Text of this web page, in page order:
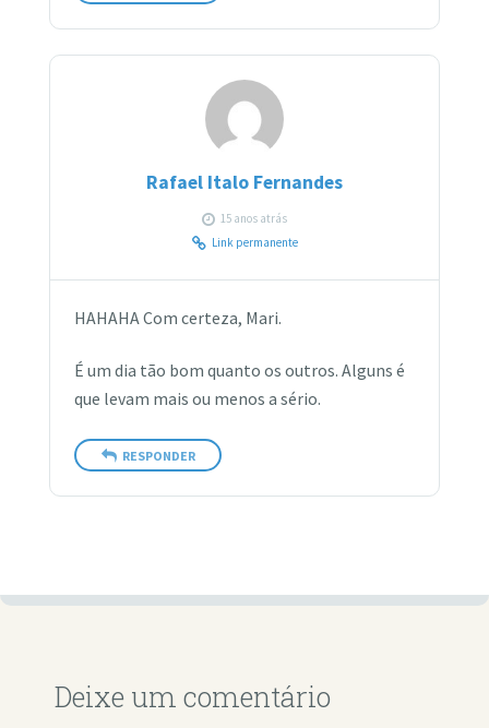
Rafael Italo Fernandes
15 anos atrás
Link permanente
HAHAHA Com certeza, Mari.
É um dia tão bom quanto os outros. Alguns é
que levam mais ou menos a sério.
RESPONDER
Deixe um comentário